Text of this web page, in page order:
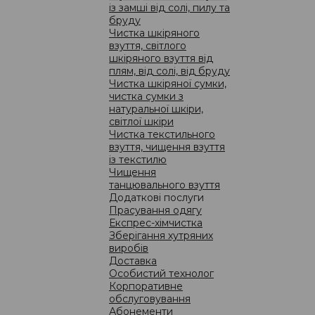
із замші від солі, пилу та
бруду
Чистка шкіряного
взуття, світлого
шкіряного взуття від
плям, від солі, від бруду
Чистка шкіряної сумки,
чистка сумки з
натуральної шкіри,
світлої шкіри
Чистка текстильного
взуття, чищення взуття
із текстилю
Чищення
танцювального взуття
Додаткові послуги
Прасування одягу
Експрес-хімчистка
Зберігання хутряних
виробів
Доставка
Особистий технолог
Корпоративне
обслуговування
Абонементи
при спробі усунути забруднення. Від цього
тканині є залишки засобу для виведення плям або
в хімчистці можуть бути непередбачуваними.
робити чищення всього виробу, оскільки разом із
забруднень, і тому очищене місце може відрізнятися
в домашніх умовах, ви завжди ризикуєте, тому що
лише за професійного комплексного підходу.
використовують лише високоякісні засоби, які є
дітей. Віддаючи нам свої речі на чистку, ви можете
виправдані, а речі прослужать вам ще дуже довго.
ЦІНИ
про компанію
новини
акції
01133,